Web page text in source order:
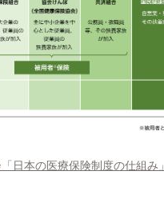
日本の医療保険制度の仕組み」